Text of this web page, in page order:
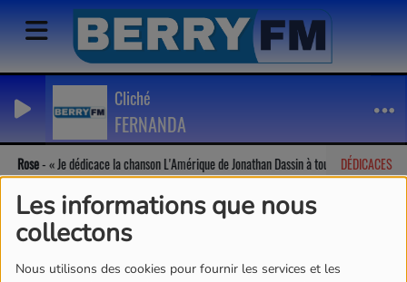
Les informations que nous
collectons
Nous utilisons des cookies pour fournir les services et les
Cliché
FERNANDA
DÉDICACES
Rose- Je dédicace la chanson L'Amérique de Jonathan Dassin à tous!!